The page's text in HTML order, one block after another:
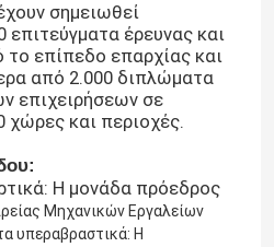
σημειωθεί
έρευνας και
επίπεδο επαρχίας και
από 2.000 διπλώματα
επιχειρήσεων σε
χώρες και περιοχές.
Η μονάδα πρόεδρος
Μηχανικών Εργαλείων
υπεραβραστικά: Η